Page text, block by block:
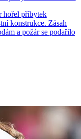
hořel příbytek
konstrukce. Zásah
a požár se podařilo